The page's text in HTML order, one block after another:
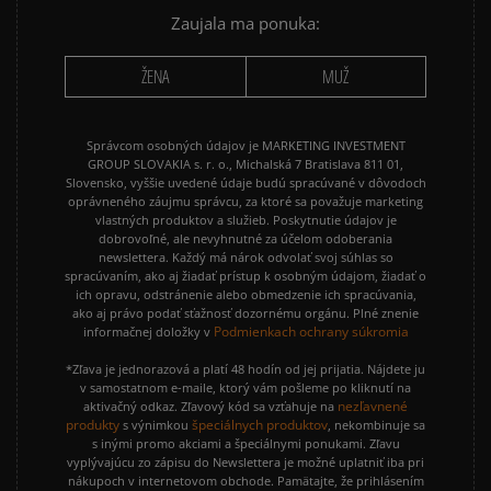
Zaujala ma ponuka:
ŽENA MUŽ
Správcom osobných údajov je MARKETING INVESTMENT
GROUP SLOVAKIA s. r. o., Michalská 7 Bratislava 811 01,
Slovensko, vyššie uvedené údaje budú spracúvané v dôvodoch
oprávneného záujmu správcu, za ktoré sa považuje marketing
vlastných produktov a služieb. Poskytnutie údajov je
dobrovoľné, ale nevyhnutné za účelom odoberania
newslettera. Každý má nárok odvolať svoj súhlas so
spracúvaním, ako aj žiadať prístup k osobným údajom, žiadať o
ich opravu, odstránenie alebo obmedzenie ich spracúvania,
ako aj právo podať sťažnosť dozornému orgánu. Plné znenie
informačnej doložky v Podmienkach ochrany súkromia
*Zľava je jednorazová a platí 48 hodín od jej prijatia. Nájdete ju
v samostatnom e-maile, ktorý vám pošleme po kliknutí na
aktivačný odkaz. Zľavový kód sa vzťahuje na nezľavnené
produkty s výnimkou špeciálnych produktov, nekombinuje sa
s inými promo akciami a špeciálnymi ponukami. Zľavu
vyplývajúcu zo zápisu do Newslettera je možné uplatniť iba pri
nákupoch v internetovom obchode. Pamätajte, že prihlásením